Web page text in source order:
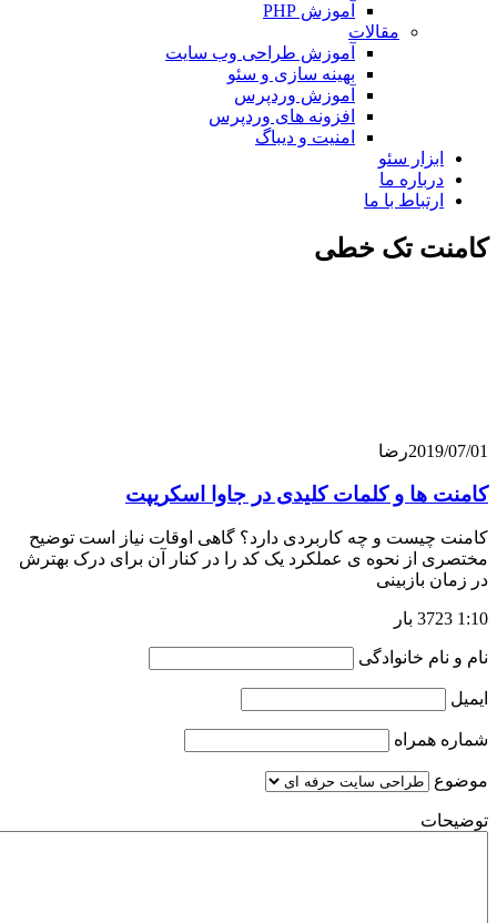
آموزش PHP
مقالات
آموزش طراحی وب سایت
بهینه سازی و سئو
آموزش وردپرس
افزونه های وردپرس
امنیت و دیباگ
سئو
ما
با ما
تک خطی
رضا
ها و کلمات کلیدی در جاوا اسکریپت
و چه کاربردی دارد؟ گاهی اوقات نیاز است توضیح
از نحوه ی عملکرد یک کد را در کنار آن برای درک بهترش
بازبینی
خانوادگی